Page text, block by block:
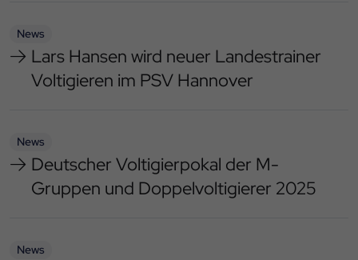
News
Lars Hansen wird neuer Landestrainer
Voltigieren im PSV Hannover
News
Deutscher Voltigierpokal der M-
Gruppen und Doppelvoltigierer 2025
News